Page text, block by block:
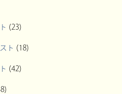
(23)
ト (18)
(42)